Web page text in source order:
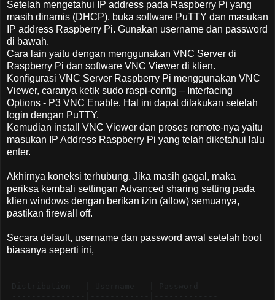
Setelah mengetahui IP address pada Raspberry Pi yang
masih dinamis (DHCP), buka software PuTTY dan masukan
IP address Raspberry Pi. Gunakan username dan password
di bawah.
Cara lain yaitu dengan menggunakan VNC Server di
Raspberry Pi dan software VNC Viewer di klien.
Konfigurasi VNC Server Raspberry Pi menggunakan VNC
Viewer, caranya ketik sudo raspi-config – Interfacing
Options - P3 VNC Enable. Hal ini dapat dilakukan setelah
login dengan PuTTY.
Kemudian install VNC Viewer dan proses remote-nya yaitu
masukan IP Address Raspberry Pi yang telah diketahui lalu
enter.
Akhirnya koneksi terhubung. Jika masih gagal, maka
periksa kembali settingan Advanced sharing setting pada
klien windows dengan berikan izin (allow) semuanya,
pastikan firewall off.
Secara default, username dan password awal setelah boot
biasanya seperti ini,